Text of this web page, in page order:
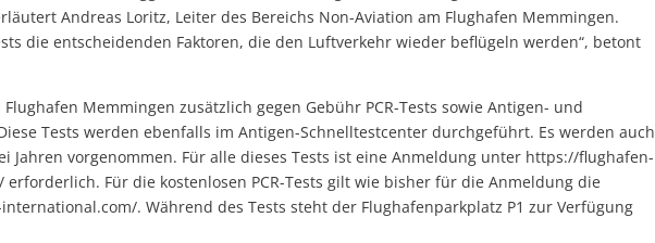
Andreas Loritz, Leiter des Bereichs Non-Aviation am Flughafen Memmingen.
die entscheidenden Faktoren, die den Luftverkehr wieder beflügeln werden“, betont
Memmingen zusätzlich gegen Gebühr PCR-Tests sowie Antigen- und
Tests werden ebenfalls im Antigen-Schnelltestcenter durchgeführt. Es werden auch
Jahren vorgenommen. Für alle dieses Tests ist eine Anmeldung unter https://flughafen-
erforderlich. Für die kostenlosen PCR-Tests gilt wie bisher für die Anmeldung die
. Während des Tests steht der Flughafenparkplatz P1 zur Verfügung